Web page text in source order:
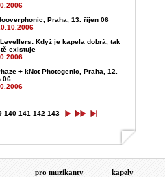
Praha, 13. říjen 06
Když je kapela dobrá, tak
existuje
+ kNot Photogenic, Praha, 12.
06
140 141 142 143
pro muzikanty
kapely